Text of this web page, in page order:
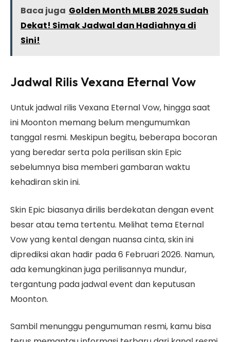
Baca juga Golden Month MLBB 2025 Sudah
Dekat! Simak Jadwal dan Hadiahnya di
Sini!
Jadwal Rilis Vexana Eternal Vow
Untuk jadwal rilis Vexana Eternal Vow, hingga saat
ini Moonton memang belum mengumumkan
tanggal resmi. Meskipun begitu, beberapa bocoran
yang beredar serta pola perilisan skin Epic
sebelumnya bisa memberi gambaran waktu
kehadiran skin ini.
Skin Epic biasanya dirilis berdekatan dengan event
besar atau tema tertentu. Melihat tema Eternal
Vow yang kental dengan nuansa cinta, skin ini
diprediksi akan hadir pada 6 Februari 2026. Namun,
ada kemungkinan juga perilisannya mundur,
tergantung pada jadwal event dan keputusan
Moonton.
Sambil menunggu pengumuman resmi, kamu bisa